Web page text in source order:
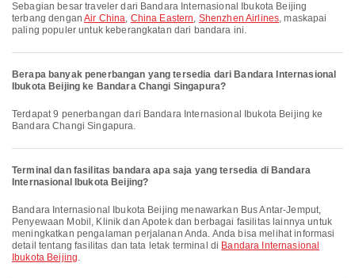
Sebagian besar traveler dari Bandara Internasional Ibukota Beijing
terbang denganAir China, China Eastern, Shenzhen Airlines, maskapai
paling populer untuk keberangkatan dari bandara ini.
Berapa banyak penerbangan yang tersedia dari Bandara Internasional
Ibukota Beijing ke Bandara Changi Singapura?
Terdapat 9 penerbangan dari Bandara Internasional Ibukota Beijing ke
Bandara Changi Singapura.
Terminal dan fasilitas bandara apa saja yang tersedia di Bandara
Internasional Ibukota Beijing?
Bandara Internasional Ibukota Beijing menawarkan Bus Antar-Jemput,
Penyewaan Mobil, Klinik dan Apotek dan berbagai fasilitas lainnya untuk
meningkatkan pengalaman perjalanan Anda. Anda bisa melihat informasi
detail tentang fasilitas dan tata letak terminal di Bandara Internasional
Ibukota Beijing.